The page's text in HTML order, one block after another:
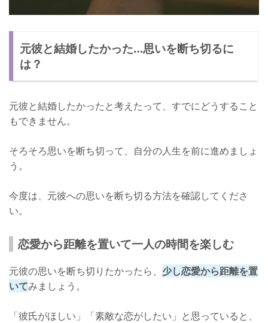
元彼と結婚したかった…思いを断ち切るに
は？
元彼と結婚したかったと考えたって、すでにどうすること
もできません。
そろそろ思いを断ち切って、自分の人生を前に進めましょ
う。
今度は、元彼への思いを断ち切る方法を確認してくださ
い。
恋愛から距離を置いて一人の時間を楽しむ
元彼の思いを断ち切りたかったら、 少し恋愛から距離を置
いてみましょう。
「彼氏がほしい」「素敵な恋がしたい」と思っていると、